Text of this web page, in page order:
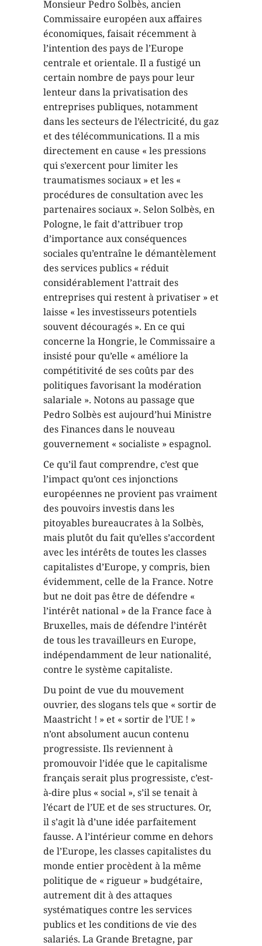
Monsieur Pedro Solbès, ancien
Commissaire européen aux affaires
économiques, faisait récemment à
l’intention des pays de l’Europe
centrale et orientale. Il a fustigé un
certain nombre de pays pour leur
lenteur dans la privatisation des
entreprises publiques, notamment
dans les secteurs de l’électricité, du gaz
et des télécommunications. Il a mis
directement en cause « les pressions
qui s’exercent pour limiter les
traumatismes sociaux » et les «
procédures de consultation avec les
partenaires sociaux ». Selon Solbès, en
Pologne, le fait d’attribuer trop
d’importance aux conséquences
sociales qu’entraîne le démantèlement
des services publics « réduit
considérablement l’attrait des
entreprises qui restent à privatiser » et
laisse « les investisseurs potentiels
souvent découragés ». En ce qui
concerne la Hongrie, le Commissaire a
insisté pour qu’elle « améliore la
compétitivité de ses coûts par des
politiques favorisant la modération
salariale ». Notons au passage que
Pedro Solbès est aujourd’hui Ministre
des Finances dans le nouveau
gouvernement « socialiste » espagnol.
Ce qu’il faut comprendre, c’est que
l’impact qu’ont ces injonctions
européennes ne provient pas vraiment
des pouvoirs investis dans les
pitoyables bureaucrates à la Solbès,
mais plutôt du fait qu’elles s’accordent
avec les intérêts de toutes les classes
capitalistes d’Europe, y compris, bien
évidemment, celle de la France. Notre
but ne doit pas être de défendre «
l’intérêt national » de la France face à
Bruxelles, mais de défendre l’intérêt
de tous les travailleurs en Europe,
indépendamment de leur nationalité,
contre le système capitaliste.
Du point de vue du mouvement
ouvrier, des slogans tels que « sortir de
Maastricht ! » et « sortir de l’UE ! »
n’ont absolument aucun contenu
progressiste. Ils reviennent à
promouvoir l’idée que le capitalisme
français serait plus progressiste, c’est-
à-dire plus « social », s’il se tenait à
l’écart de l’UE et de ses structures. Or,
il s’agit là d’une idée parfaitement
fausse. A l’intérieur comme en dehors
de l’Europe, les classes capitalistes du
monde entier procèdent à la même
politique de « rigueur » budgétaire,
autrement dit à des attaques
systématiques contre les services
publics et les conditions de vie des
salariés. La Grande Bretagne, par